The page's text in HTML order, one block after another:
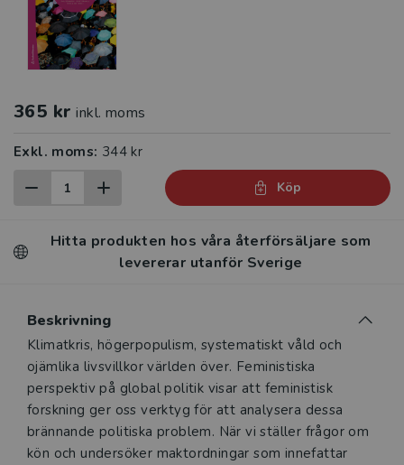
365 kr inkl. moms
Exkl. moms: 344 kr
Köp
Hitta produkten hos våra återförsäljare som
levererar utanför Sverige
Beskrivning
Beskrivning
Klimatkris, högerpopulism, systematiskt våld och
ojämlika livsvillkor världen över. Feministiska
perspektiv på global politik visar att feministisk
forskning ger oss verktyg för att analysera dessa
brännande politiska problem. När vi ställer frågor om
kön och undersöker maktordningar som innefattar